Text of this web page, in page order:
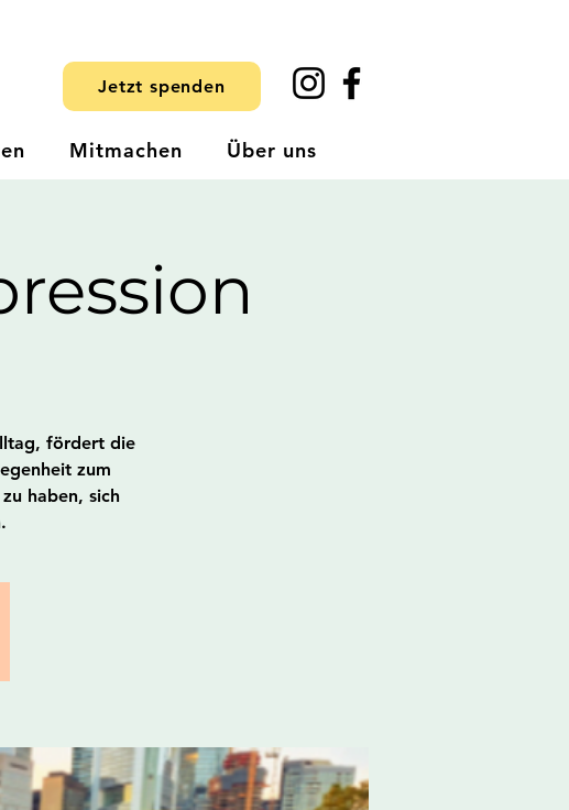
Jetzt spenden
Mitmachen Über uns
fördert die
zum
haben, sich